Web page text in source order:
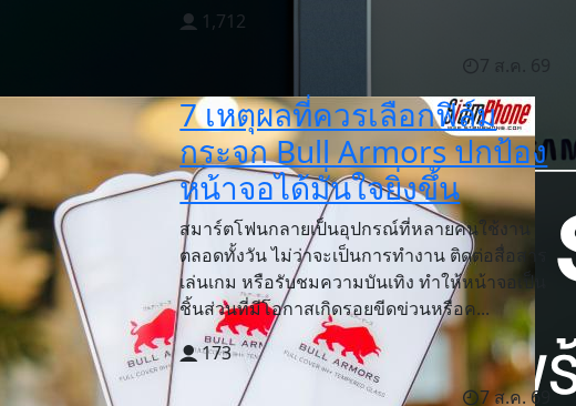
1,712
7 ส.ค. 69
7 เหตุผลที่ควรเลือกฟิล์ม
กระจก Bull Armors ปกป้อง
หน้าจอได้มั่นใจยิ่งขึ้น
สมาร์ตโฟนกลายเป็นอุปกรณ์ที่หลายคนใช้งาน
ตลอดทั้งวัน ไม่ว่าจะเป็นการทำงาน ติดต่อสื่อสาร
เล่นเกม หรือรับชมความบันเทิง ทำให้หน้าจอเป็น
ชิ้นส่วนที่มีโอกาสเกิดรอยขีดข่วนหรือค...
173
7 ส.ค. 69